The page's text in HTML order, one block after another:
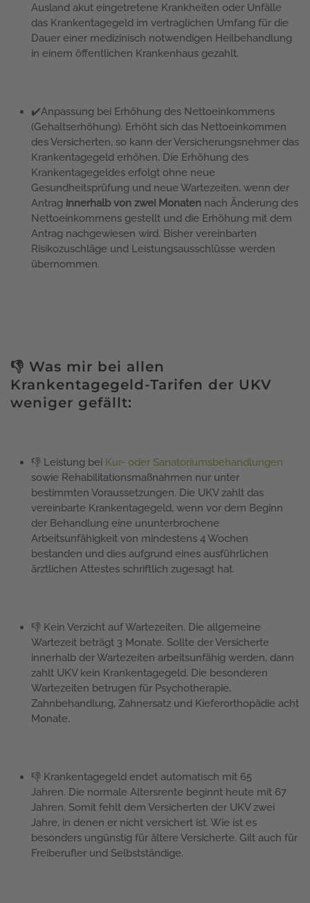
Ausland akut eingetretene Krankheiten oder Unfälle
das Krankentagegeld im vertraglichen Umfang für die
Dauer einer medizinisch notwendigen Heilbehandlung
in einem öffentlichen Krankenhaus gezahlt.
✔️Anpassung bei Erhöhung des Nettoeinkommens
(Gehaltserhöhung). Erhöht sich das Nettoeinkommen
des Versicherten, so kann der Versicherungsnehmer das
Krankentagegeld erhöhen. Die Erhöhung des
Krankentagegeldes erfolgt ohne neue
Gesundheitsprüfung und neue Wartezeiten, wenn der
Antrag innerhalb von zwei Monaten nach Änderung des
Nettoeinkommens gestellt und die Erhöhung mit dem
Antrag nachgewiesen wird. Bisher vereinbarten
Risikozuschläge und Leistungsausschlüsse werden
übernommen.
👎 Was mir bei allen
Krankentagegeld-Tarifen der UKV
weniger gefällt:
👎 Leistung bei Kur- oder Sanatoriumsbehandlungen
sowie Rehabilitationsmaßnahmen nur unter
bestimmten Voraussetzungen. Die UKV zahlt das
vereinbarte Krankentagegeld, wenn vor dem Beginn
der Behandlung eine ununterbrochene
Arbeitsunfähigkeit von mindestens 4 Wochen
bestanden und dies aufgrund eines ausführlichen
ärztlichen Attestes schriftlich zugesagt hat.
👎 Kein Verzicht auf Wartezeiten. Die allgemeine
Wartezeit beträgt 3 Monate. Sollte der Versicherte
innerhalb der Wartezeiten arbeitsunfähig werden, dann
zahlt UKV kein Krankentagegeld. Die besonderen
Wartezeiten betrugen für Psychotherapie,
Zahnbehandlung, Zahnersatz und Kieferorthopädie acht
Monate.
👎 Krankentagegeld endet automatisch mit 65
Jahren. Die normale Altersrente beginnt heute mit 67
Jahren. Somit fehlt dem Versicherten der UKV zwei
Jahre, in denen er nicht versichert ist. Wie ist es
besonders ungünstig für ältere Versicherte. Gilt auch für
Freiberufler und Selbstständige.